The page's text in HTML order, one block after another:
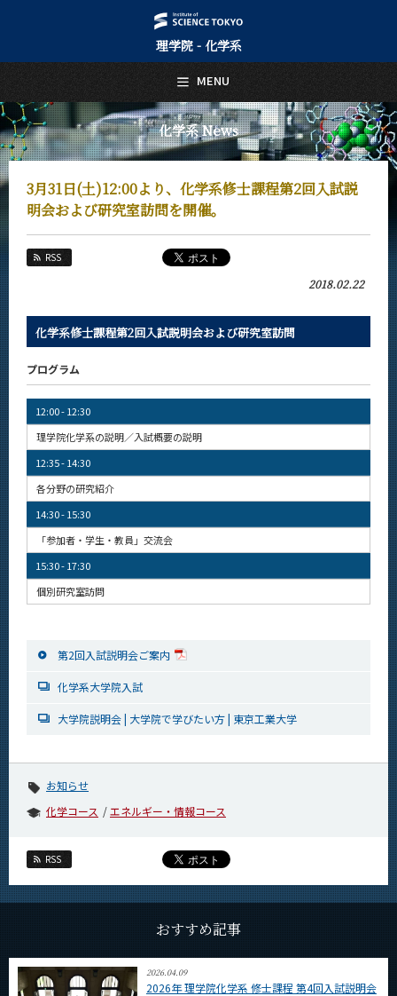
理学院 - 化学系
化学系 News
3月31日(土)12:00より、化学系修士課程第2回入試説
明会および研究室訪問を開催。
RSS
2018.02.22
化学系修士課程第2回入試説明会および研究室訪問
プログラム
12:00 - 12:30
理学院化学系の説明／入試概要の説明
12:35 - 14:30
各分野の研究紹介
14:30 - 15:30
「参加者・学生・教員」交流会
15:30 - 17:30
個別研究室訪問
第2回入試説明会ご案内
化学系大学院入試
大学院説明会 | 大学院で学びたい方 | 東京工業大学
お知らせ
化学コース
エネルギー・情報コース
RSS
おすすめ記事
2026.04.09
2026年 理学院化学系 修士課程 第4回入試説明会
MENU
日本語 English
トップページ
Top Page
化学系について
About Us
教育
Education
教員・研究室
Faculty and Laboratories
入学案内
化学系 News
News
News 一覧
カテゴリ別
課程別
月別
イベントカレンダー
Event Calendar
学内向け情報
CLOSE